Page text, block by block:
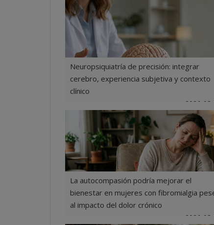
Neuropsiquiatría de precisión: integrar
cerebro, experiencia subjetiva y contexto
clínico
2026-
La autocompasión podría mejorar el
bienestar en mujeres con fibromialgia
al impacto del dolor crónico
2026-